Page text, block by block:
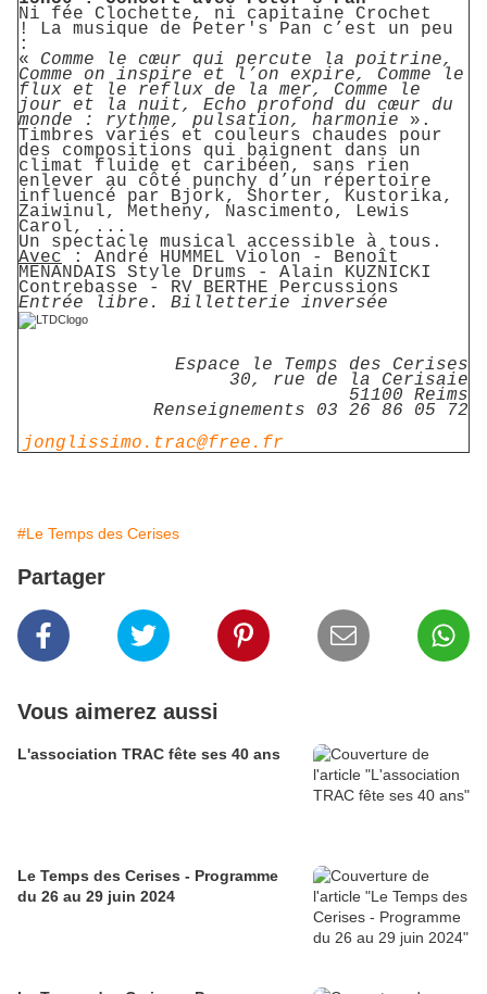
Ni fée Clochette, ni capitaine Crochet
! La musique de Peter's Pan c’est un peu
:
« Comme le cœur qui percute la poitrine,
Comme on inspire et l’on expire, Comme le
flux et le reflux de la mer, Comme le
jour et la nuit, Echo profond du cœur du
monde : rythme, pulsation, harmonie ».
Timbres variés et couleurs chaudes pour
des compositions qui baignent dans un
climat fluide et caribéen, sans rien
enlever au côté punchy d’un répertoire
influencé par Bjork, Shorter, Kustorika,
Zaiwinul, Metheny, Nascimento, Lewis
Carol, ...
Un spectacle musical accessible à tous.
Avec : André HUMMEL Violon - Benoît
MENANDAIS Style Drums - Alain KUZNICKI
Contrebasse - RV BERTHE Percussions
Entrée libre. Billetterie inversée
Espace le Temps des Cerises
30, rue de la Cerisaie
51100 Reims
Renseignements 03 26 86 05 72
jonglissimo.trac@free.fr
#Le Temps des Cerises
Partager
Vous aimerez aussi
L'association TRAC fête ses 40 ans
Le Temps des Cerises - Programme
du 26 au 29 juin 2024